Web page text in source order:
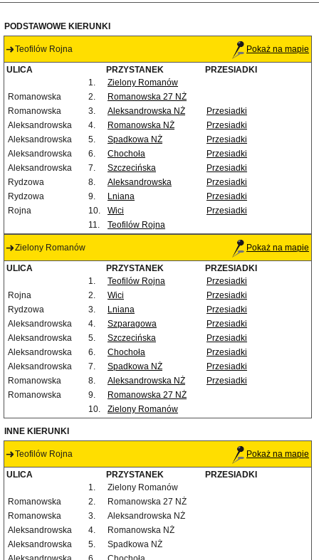
PODSTAWOWE KIERUNKI
Teofilów Rojna Pokaż na mapie
ULICA PRZYSTANEK
PRZESIADKI
1.
Zielony Romanów
Romanowska
2.
Romanowska 27 NŻ
Romanowska
3. Aleksandrowska NŻ
Przesiadki
Aleksandrowska
4. Romanowska NŻ
Przesiadki
Aleksandrowska
5. Spadkowa NŻ
Przesiadki
Aleksandrowska
6. Chochoła
Przesiadki
Aleksandrowska
7. Szczecińska
Przesiadki
Rydzowa
8. Aleksandrowska
Przesiadki
Rydzowa
9. Lniana
Przesiadki
Rojna
10. Wici
Przesiadki
11.
Teofilów Rojna
Zielony Romanów Pokaż na mapie
ULICA PRZYSTANEK
PRZESIADKI
1.
Teofilów Rojna
Przesiadki
Rojna
2. Wici
Przesiadki
Rydzowa
3. Lniana
Przesiadki
Aleksandrowska
4. Szparagowa
Przesiadki
Aleksandrowska
5. Szczecińska
Przesiadki
Aleksandrowska
6. Chochoła
Przesiadki
Aleksandrowska
7. Spadkowa NŻ
Przesiadki
Romanowska
8. Aleksandrowska NŻ
Przesiadki
Romanowska
9.
Romanowska 27 NŻ
10.
Zielony Romanów
INNE KIERUNKI
Teofilów Rojna Pokaż na mapie
ULICA PRZYSTANEK
PRZESIADKI
1.
Zielony Romanów
Romanowska
2.
Romanowska 27 NŻ
Romanowska
3.
Aleksandrowska NŻ
Aleksandrowska
4.
Romanowska NŻ
Aleksandrowska
5.
Spadkowa NŻ